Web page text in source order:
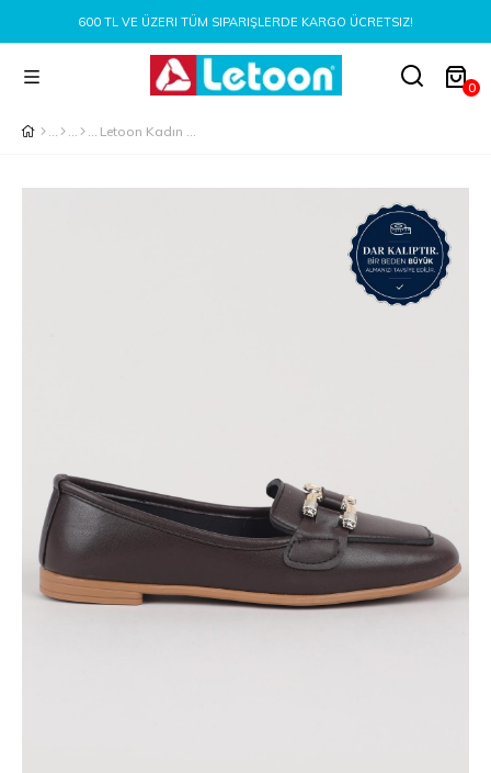
600 TL VE ÜZERI TÜM SIPARIŞLERDE KARGO ÜCRETSIZ!
0
Letoon Kadın Babet Ayakkabı KAHVERENGİ